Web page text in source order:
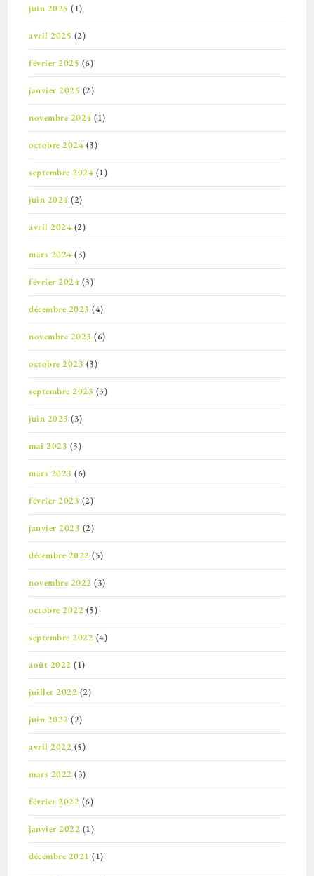
juin 2025 (1)
avril 2025 (2)
février 2025 (6)
janvier 2025 (2)
novembre 2024 (1)
octobre 2024 (3)
septembre 2024 (1)
juin 2024 (2)
avril 2024 (2)
mars 2024 (3)
février 2024 (3)
décembre 2023 (4)
novembre 2023 (6)
octobre 2023 (3)
septembre 2023 (3)
juin 2023 (3)
mai 2023 (3)
mars 2023 (6)
février 2023 (2)
janvier 2023 (2)
décembre 2022 (5)
novembre 2022 (3)
octobre 2022 (5)
septembre 2022 (4)
août 2022 (1)
juillet 2022 (2)
juin 2022 (2)
avril 2022 (5)
mars 2022 (3)
février 2022 (6)
janvier 2022 (1)
décembre 2021 (1)